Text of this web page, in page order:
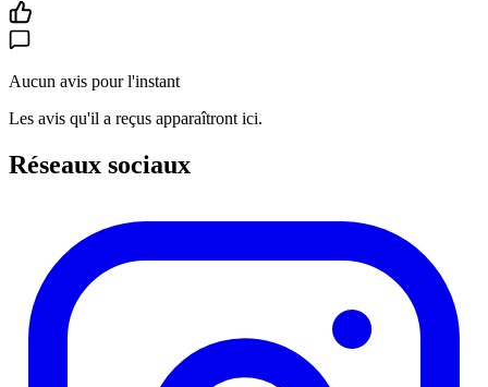
Aucun avis pour l'instant
Les avis qu'il a reçus apparaîtront ici.
Réseaux sociaux